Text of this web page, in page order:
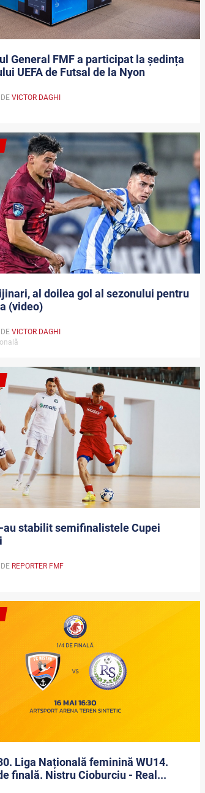
General FMF a participat la ședința
UEFA de Futsal de la Nyon
VICTOR DAGHI
al doilea gol al sezonului pentru
(video)
VICTOR DAGHI
au stabilit semifinalistele Cupei
REPORTER FMF
Liga Națională feminină WU14.
finală. Nistru Cioburciu - Real...